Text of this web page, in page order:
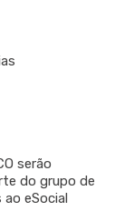
serão
do grupo de
eSocial